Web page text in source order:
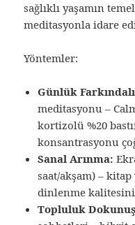
sağlıklı yaşamın
meditasyonla idare
Yöntemler:
Günlük
meditasyonu –
kortizolü %20
konsantrasyonu
Sanal Arınma:
saat/akşam) –
dinlenme
Topluluk